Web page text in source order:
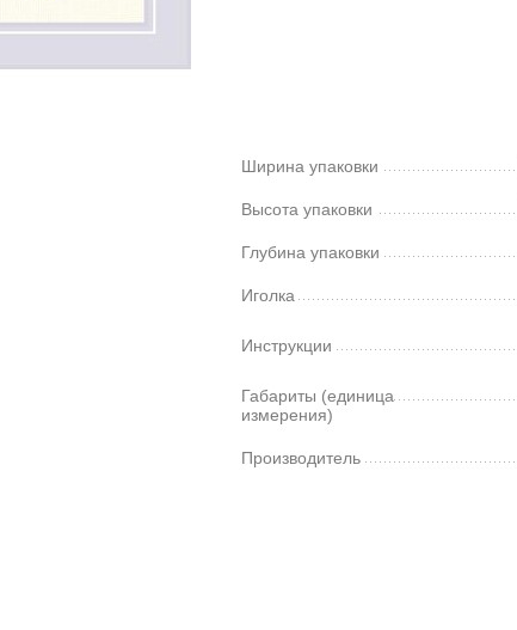
Ширина упаковки
Высота упаковки
Глубина упаковки
Иголка
Инструкции
Габариты (единица
измерения)
Производитель